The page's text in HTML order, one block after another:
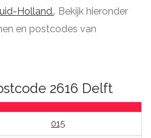
Holland.. Bekijk hieronder
en postcodes van
2616 Delft
015